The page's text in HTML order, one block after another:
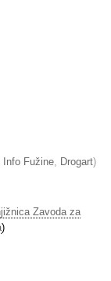
Info Fužine, Drogart)
Zavoda za
)